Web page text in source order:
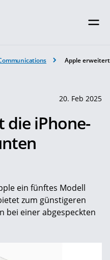
Apple
20. Feb 2025
iPhone-
ein fünftes Modell
zum günstigeren
bei einer abgespeckten